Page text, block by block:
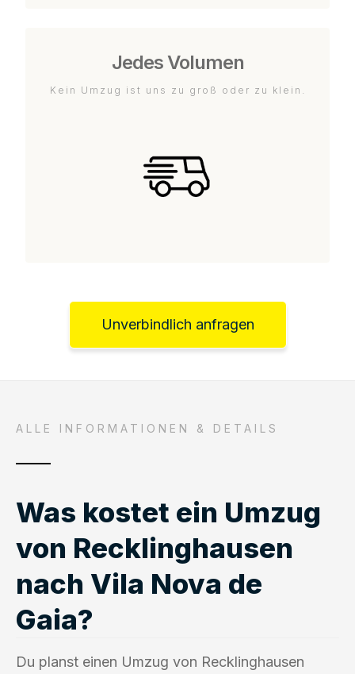
Jedes Volumen
Kein Umzug ist uns zu groß oder zu klein.
Unverbindlich anfragen
ALLE INFORMATIONEN & DETAILS
Was kostet ein Umzug
von Recklinghausen
nach Vila Nova de
Gaia?
Du planst einen Umzug von Recklinghausen